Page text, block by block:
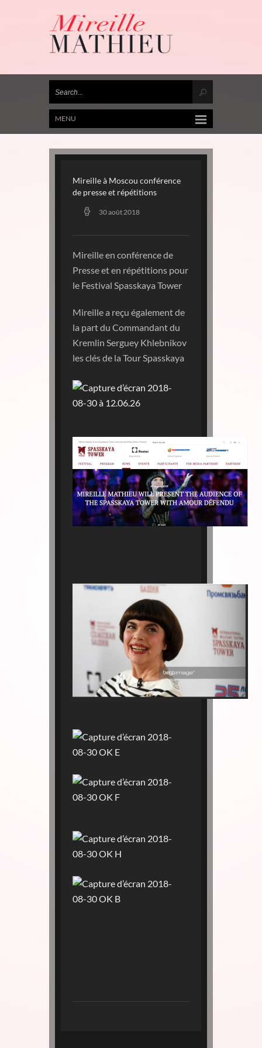
MENU
Mireille à Moscou conférence
de presse et répétitions
30 août 2018
Mireille en conférence de
Presse et en répétitions pour
le Festival Spasskaya Tower
Mireille a reçu également de
la part du Commandant du
Kremlin Serguey Khlebnikov
les clés de la Tour Spasskaya